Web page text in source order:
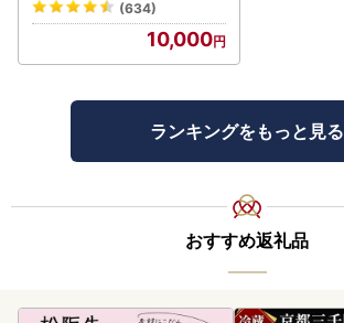
(634)
10,000
ランキングをもっと見る
おすすめ返礼品